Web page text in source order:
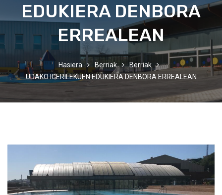
EDUKIERA DENBORA
ERREALEAN
Hasiera Berriak
Berriak
UDAKO IGERILEKUEN EDUKIERA DENBORA ERREALEAN